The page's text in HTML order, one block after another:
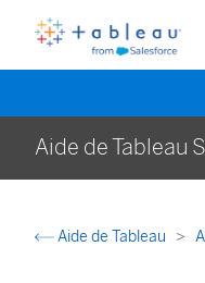
Aide de Tableau
Aide de Tableau